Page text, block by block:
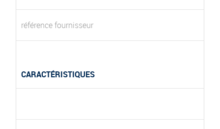
référence fournisseur
CARACTÉRISTIQUES